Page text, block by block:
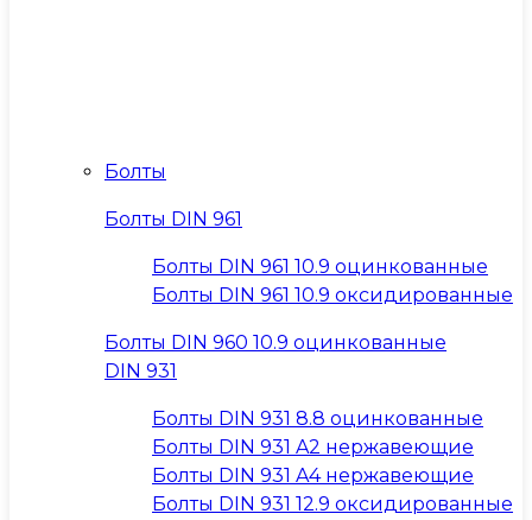
Болты
Болты DIN 961
Болты DIN 961 10.9 оцинкованные
Болты DIN 961 10.9 оксидированные
Болты DIN 960 10.9 оцинкованные
DIN 931
Болты DIN 931 8.8 оцинкованные
Болты DIN 931 A2 нержавеющие
Болты DIN 931 A4 нержавеющие
Болты DIN 931 12.9 оксидированные